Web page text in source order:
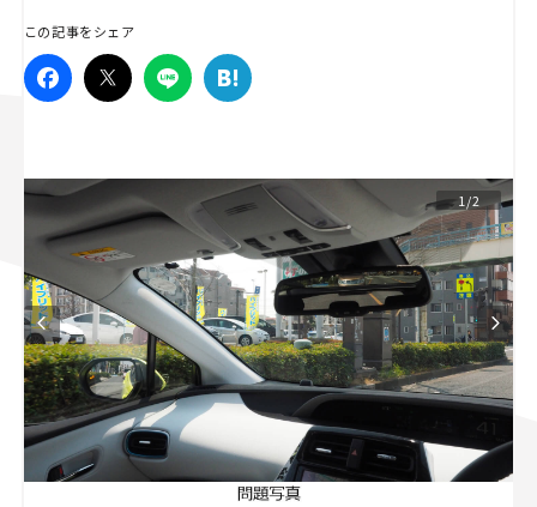
この記事をシェア
1/2
Campaign
人気のハッシュタグ